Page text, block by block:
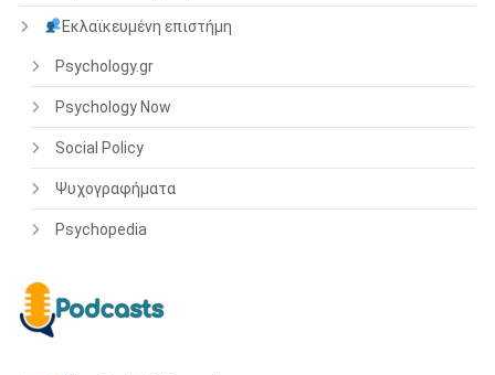
Εκλαϊκευμένη επιστήμη
Psychology.gr
Psychology Now
Social Policy
Ψυχογραφήματα
Psychopedia